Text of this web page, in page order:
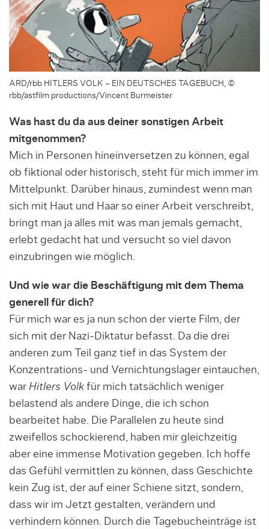
ARD/rbb HITLERS VOLK – EIN DEUTSCHES TAGEBUCH, ©
rbb/astfilm productions/Vincent Burmeister
Was hast du da aus deiner sonstigen Arbeit
mitgenommen?
Mich in Personen hineinversetzen zu können, egal
ob fiktional oder historisch, steht für mich immer im
Mittelpunkt. Darüber hinaus, zumindest wenn man
sich mit Haut und Haar so einer Arbeit verschreibt,
bringt man ja alles mit was man jemals gemacht,
erlebt gedacht hat und versucht so viel davon
einzubringen wie möglich.
Und wie war die Beschäftigung mit dem Thema
generell für dich?
Für mich war es ja nun schon der vierte Film, der
sich mit der Nazi-Diktatur befasst. Da die drei
anderen zum Teil ganz tief in das System der
Konzentrations- und Vernichtungslager eintauchen,
war Hitlers Volk für mich tatsächlich weniger
belastend als andere Dinge, die ich schon
bearbeitet habe. Die Parallelen zu heute sind
zweifellos schockierend, haben mir gleichzeitig
aber eine immense Motivation gegeben. Ich hoffe
das Gefühl vermittlen zu können, dass Geschichte
kein Zug ist, der auf einer Schiene sitzt, sondern,
dass wir im Jetzt gestalten, verändern und
verhindern können. Durch die Tagebucheinträge ist